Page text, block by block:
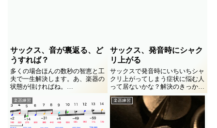
サックス、音が裏返る、ど
うすれば？
多くの場合ほんの数秒の智恵と工
夫で一生解決します。あ、楽器の
状態が佳ければね。
低い音がよく裏返る、それも殆ど
の場合楽器のせいではありませ
ん。
思ったよりも高い音が突然出てし
まう。初心者がナンデダロウ、ナ
サックス、発音時にシャク
リ上がる
サックスで発音時にいちいちシャ
クリ上がってしまう症状に悩む人
って居ないかな？解決のきっかけ
をメモ書きしてみました。
楽器練習 楽器練習